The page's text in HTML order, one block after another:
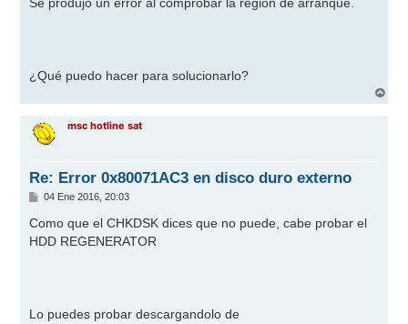
Se produjo un error al comprobar la región de arranque.
¿Qué puedo hacer para solucionarlo?
r
msc hotline sat
Re: Error 0x80071AC3 en disco duro externo
M
n
s
a
04 Ene 2016, 20:03
Como que el CHKDSK dices que no puede, cabe probar el
HDD REGENERATOR
Lo puedes probar descargandolo de